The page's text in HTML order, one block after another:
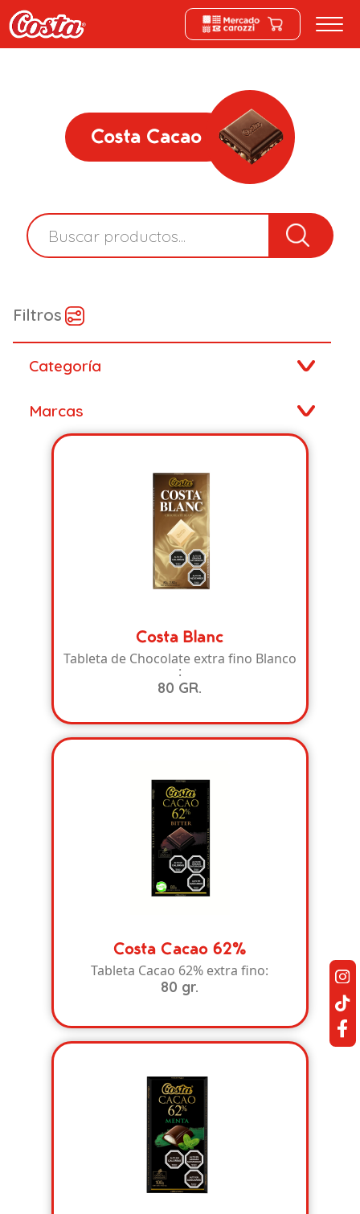
Costa Cacao
Filtros
Categoría
Marcas
Costa Blanc
Tableta de Chocolate extra fino Blanco
:
80 GR.
Costa Cacao 62%
Tableta Cacao 62% extra fino:
80 gr.